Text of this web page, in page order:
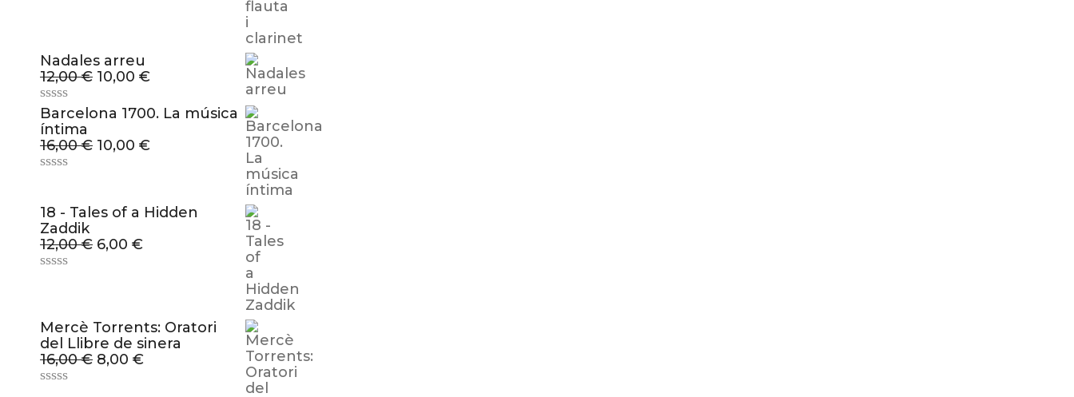
Nadales arreu
12,00€ 10,00 €
Barcelona 1700. La música
íntima
16,00€ 10,00 €
18 - Tales of a Hidden
Zaddik
12,00€ 6,00 €
Mercè Torrents: Oratori
del Llibre de sinera
16,00€ 8,00 €